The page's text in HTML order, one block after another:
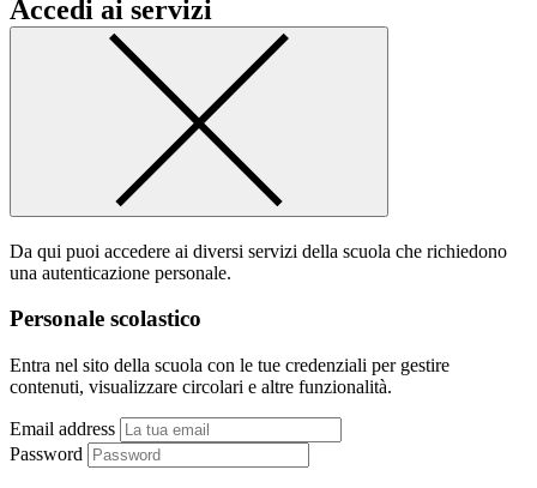
Accedi ai servizi
Da qui puoi accedere ai diversi servizi della scuola che richiedono
una autenticazione personale.
Personale scolastico
Entra nel sito della scuola con le tue credenziali per gestire
contenuti, visualizzare circolari e altre funzionalità.
Email address
Password